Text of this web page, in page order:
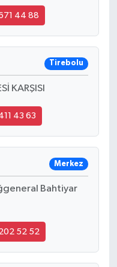
44 88
Tirebolu
KARŞISI
43 63
Merkez
Bahtiyar
52 52